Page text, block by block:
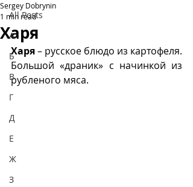
All Posts
А
Б
В
Г
Д
Е
Ж
З
Харя
Sergey Dobrynin
1 min read
Харя – русское блюдо из картофеля.
Большой «драник» с начинкой из
рубленого мяса.